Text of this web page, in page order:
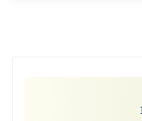
行化
和商